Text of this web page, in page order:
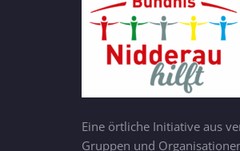
Eine örtliche Initiative aus
Gruppen und